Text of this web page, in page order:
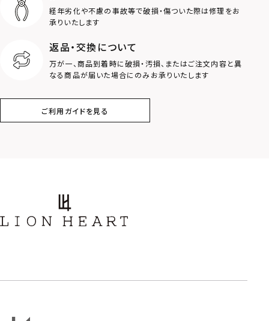
ロゴ
クラウン
スター
フラワー
経年劣化や不慮の事故等で破損・傷ついた際は修理をお
承りいたします
返品・交換について
万が一、商品到着時に破損・汚損、またはご注文内容と異
なる商品が届いた場合にのみお承りいたします
ご利用ガイドを見る